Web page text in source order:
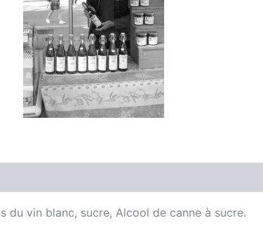
du vin blanc, sucre, Alcool de canne à sucre.